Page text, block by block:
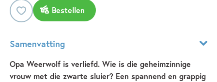
Bestellen
Samenvatting
Opa Weerwolf is verliefd. Wie is die geheimzinnige
vrouw met die zwarte sluier? Een spannend en grappig